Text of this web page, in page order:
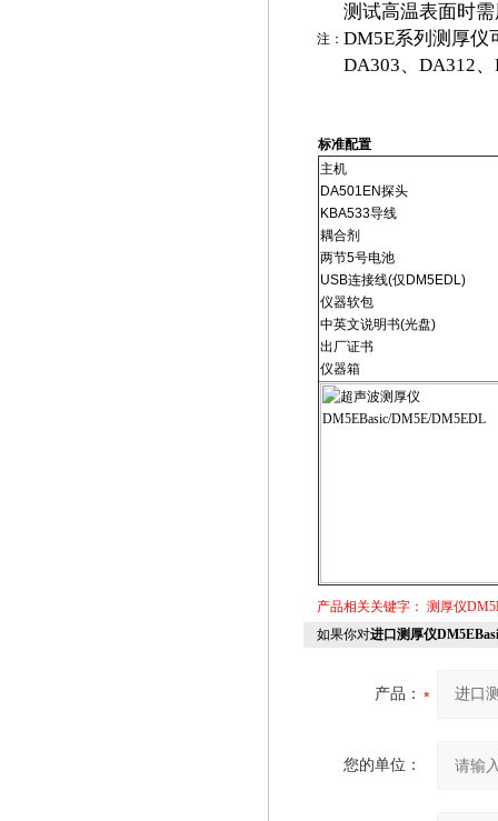
注：
测试高温表面时
DM5E系列测厚仪
DA303、DA312
标准配置
主机
DA501EN探头
KBA533导线
耦合剂
两节5号电池
USB连接线(仅DM5EDL)
仪器软包
中英文说明书(光盘)
出厂证书
仪器箱
产品相关关键字： 测厚仪
如果你对进口测厚仪
产品：
您的单位：